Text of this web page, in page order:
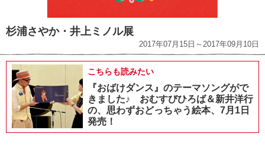
杉浦さやか・井上ミノル展
2017年07月15日～2017年09月10日
こちらも読みたい
『おばけダンス』のテーマソングがで
きました♪ おむすびひろば＆新井洋行
の、思わずおどっちゃう絵本、7月1日
発売！